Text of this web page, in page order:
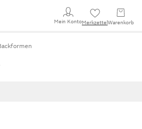
Mein KontoMerkzettel Warenkorb